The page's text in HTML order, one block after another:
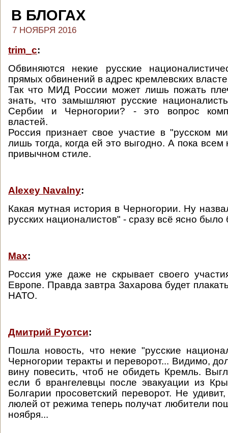
В БЛОГАХ
7 НОЯБРЯ 2016
trim_c:
Обвиняются некие русские
прямых обвинений в адрес кремлевских
Так что МИД России может лишь пожать
знать, что замышляют русские
Сербии и Черногории? - это вопрос
властей.
Россия признает свое участие в "русском
лишь тогда, когда ей это выгодно. А пока
привычном стиле.
Alexey Navalny:
Какая мутная история в Черногории. Ну
русских националистов" - сразу всё ясно было
Max:
Россия уже даже не скрывает своего
Европе. Правда завтра Захарова будет
НАТО.
Дмитрий Руотси:
Пошла новость, что некие "русские
Черногории теракты и переворот... Видимо,
вину повесить, чтоб не обидеть Кремль.
если б врангелевцы после эвакуации из
Болгарии просоветский переворот. Не
люлей от режима теперь получат любители
ноября...